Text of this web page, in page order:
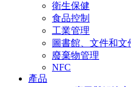
衛生保健
食品控制
工業管理
圖書館、文件和文
廢棄物管理
NFC
產品